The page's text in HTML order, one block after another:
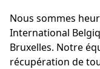
Nous sommes
International
Bruxelles. Notre
récupération de